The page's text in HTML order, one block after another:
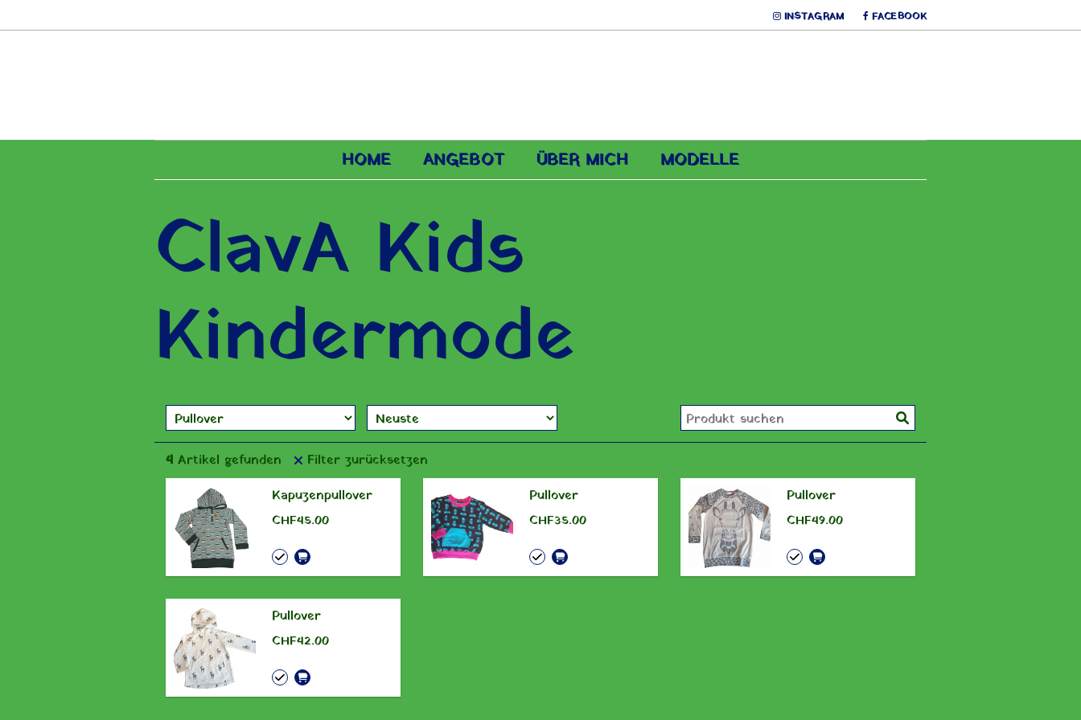
INSTAGRAM FACEBOOK
HOME ANGEBOT ÜBER MICH MODELLE
ClavA Kids
Kindermode
4 Artikel gefunden
Filter zurücksetzen
Kapuzenpullover
CHF 45.00
Pullover
CHF 35.00
Pullover
CHF 49.00
Pullover
CHF 42.00